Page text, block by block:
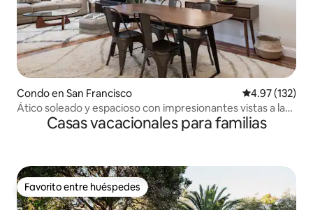
Condo en San Francisco Calificación
4.97 (132)
Ático soleado y espacioso con impresionantes vistas a la
ciudadCasas vacacionales para familias
Favorito entre huéspedes
Favorito entre huéspedes